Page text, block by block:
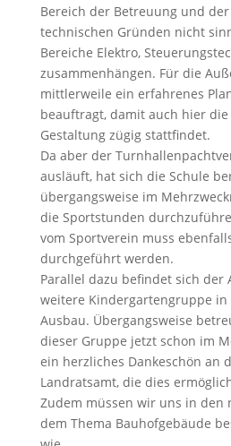
Bereich der Betreuung und
technischen Gründen nicht
Bereiche Elektro,
zusammenhängen. Für die
mittlerweile ein erfahrenes
beauftragt, damit auch hier
Gestaltung zügig stattfindet.
Da aber der
ausläuft, hat sich die Schule
übergangsweise im
die Sportstunden
vom Sportverein muss
durchgeführt werden.
Parallel dazu befindet sich der
weitere Kindergartengruppe in
Ausbau. Übergangsweise
dieser Gruppe jetzt schon im
ein herzliches Dankeschön an
Landratsamt, die dies
Zudem müssen wir uns in den
dem Thema Bauhofgebäude